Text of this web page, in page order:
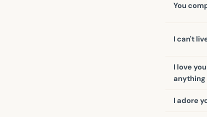
You
I can't
I love
anything
I adore